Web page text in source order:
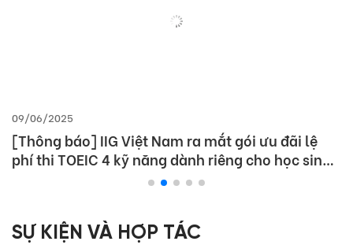
09/06/2025
[Thông báo] IIG Việt Nam ra mắt gói ưu đãi lệ
phí thi TOEIC 4 kỹ năng dành riêng cho học sinh,
SỰ KIỆN VÀ HỢP TÁC